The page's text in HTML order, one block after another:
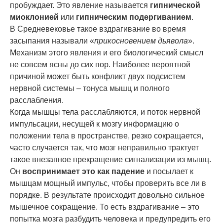
пробуждает. Это явление называется гипнической
миоклонией или гипническим подергиванием.
В Средневековье такое вздрагивание во время
засыпания называли «прикосновением дьявола».
Механизм этого явления и его биологический смысл
не совсем ясны до сих пор. Наиболее вероятной
причиной может быть конфликт двух подсистем
нервной системы – тонуса мышц и полного
расслабления.
Когда мышцы тела расслабляются, и поток нервной
импульсации, несущей к мозгу информацию о
положении тела в пространстве, резко сокращается,
часто случается так, что мозг неправильно трактует
такое внезапное прекращение сигнализации из мышц.
Он воспринимает это как падение и посылает к
мышцам мощный импульс, чтобы проверить все ли в
порядке. В результате происходит довольно сильное
мышечное сокращение. То есть вздрагивание – это
попытка мозга разбудить человека и предупредить его